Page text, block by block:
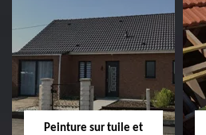
Peintre et peinture
de façade 51
Peinture sur tuile et